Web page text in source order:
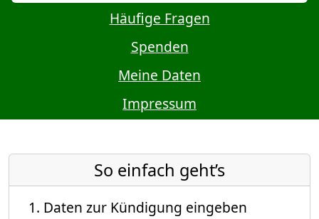
Häufige Fragen
Spenden
Meine Daten
Impressum
So einfach geht’s
Daten zur Kündigung eingeben